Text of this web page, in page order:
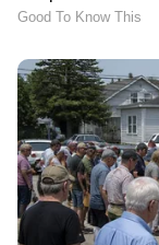
ടെസ്റ്റ്
ഡോക്ടറെ
മാത്രം
ഉത്തമം.
Also read:
അഥവാ